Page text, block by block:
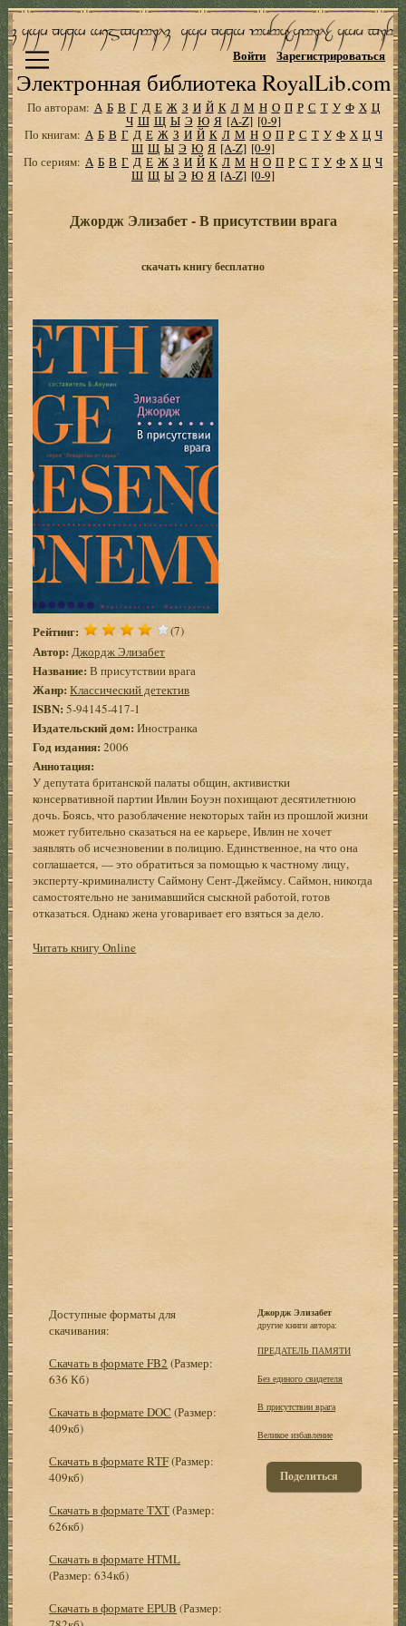
Электронная библиотека RoyalLib.com
Войти Зарегистрироваться
По авторам: А Б В Г Д Е Ж З И Й К Л М Н О П Р С Т У Ф Х Ц
Ч Ш Щ Ы Э Ю Я [A-Z] [0-9]
По книгам: А Б В Г Д Е Ж З И Й К Л М Н О П Р С Т У Ф Х Ц Ч
Ш Щ Ы Э Ю Я [A-Z] [0-9]
По сериям: А Б В Г Д Е Ж З И Й К Л М Н О П Р С Т У Ф Х Ц Ч
Ш Щ Ы Э Ю Я [A-Z] [0-9]
Джордж Элизабет - В присутствии врага
скачать книгу бесплатно
Рейтинг: (7)
Автор: Джордж Элизабет
Название: В присутствии врага
Жанр: Классический детектив
ISBN:5-94145-417-1
Издательский дом: Иностранка
Год издания: 2006
Аннотация:
У депутата британской палаты общин, активистки
консервативной партии Ивлин Боуэн похищают десятилетнюю
дочь. Боясь, что разоблачение некоторых тайн из прошлой жизни
может губительно сказаться на ее карьере, Ивлин не хочет
заявлять об исчезновении в полицию. Единственное, на что она
соглашается, — это обратиться за помощью к частному лицу,
эксперту-криминалисту Саймону Сент-Джеймсу. Саймон, никогда
самостоятельно не занимавшийся сыскной работой, готов
отказаться. Однако жена уговаривает его взяться за дело.
Читать книгу Online
Доступные форматы для
скачивания:
Скачать в формате FB2 (Размер:
636 Кб)
Скачать в формате DOC (Размер:
409кб)
Скачать в формате RTF(Размер:
409кб)
Скачать в формате TXT(Размер:
626кб)
Скачать в формате HTML
(Размер: 634кб)
Скачать в формате EPUB (Размер:
Джордж Элизабет
другие книги автора:
ПРЕДАТЕЛЬ ПАМЯТИ
Без единого свидетеля
В присутствии врага
Великое избaвление
Поделиться